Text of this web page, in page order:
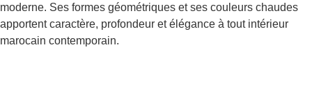
moderne. Ses formes géométriques et ses couleurs chaudes
apportent caractère, profondeur et élégance à tout intérieur
marocain contemporain.